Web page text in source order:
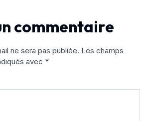
commentaire
ne sera pas publiée. Les champs
avec *